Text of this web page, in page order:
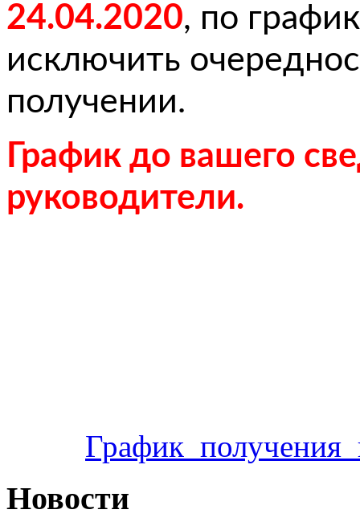
24.04.2020, по
исключить
получении.
График до вашего
руководители.
Новости